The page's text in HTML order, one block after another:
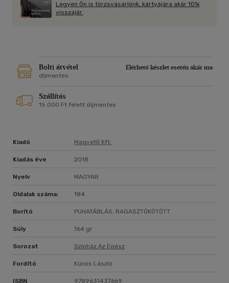
Legyen Ön is törzsvásárlónk, kártyájára akár 10%
visszajár.
Bolti átvétel
Elérhető készlet esetén akár ma
díjmentes
Szállítás
15 000 Ft felett díjmentes
Kiadó Magvető Kft.
Kiadás éve 2018
Nyelv MAGYAR
Oldalak száma: 184
Borító PUHATÁBLÁS, RAGASZTÓKÖTÖTT
Súly 164 gr
Sorozat Színház Az Egész
Fordító Kúnos László
ISBN 9789631437669